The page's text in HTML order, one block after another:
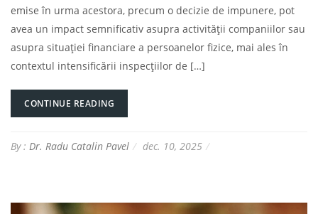
emise în urma acestora, precum o decizie de impunere, pot
avea un impact semnificativ asupra activității companiilor sau
asupra situației financiare a persoanelor fizice, mai ales în
contextul intensificării inspecțiilor de […]
CONTINUE READING
By : Dr. Radu Catalin Pavel dec. 10, 2025